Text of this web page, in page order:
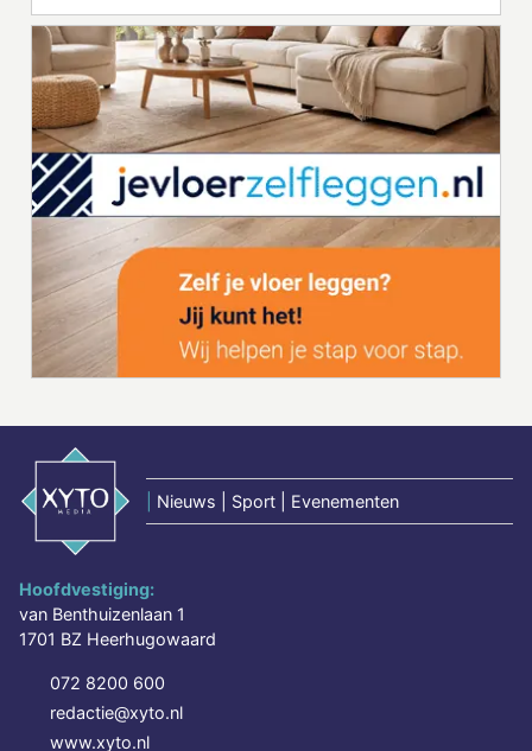
Nieuws | Sport | Evenementen
Hoofdvestiging:
van Benthuizenlaan 1
1701 BZ Heerhugowaard
072 8200 600
redactie@xyto.nl
www.xyto.nl